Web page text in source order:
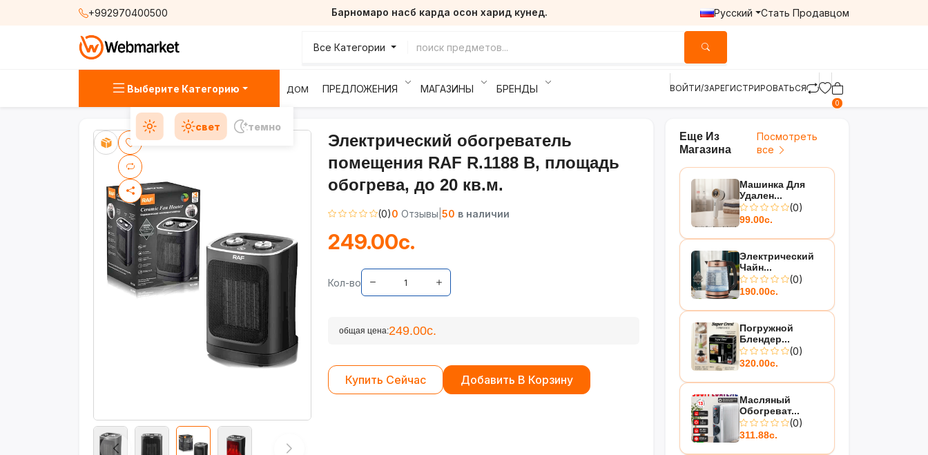
+992970400500 Барномаро насб карда осон харид кунед. Русский Стать Продавцом
Все Категории
Выберите Категорию ДОМ ПРЕДЛОЖЕНИЯ МАГАЗИНЫ БРЕНДЫ ВОЙТИ/ЗАРЕГИСТРИРОВАТЬСЯ
0
свет темно
Электрический обогреватель
помещения RAF R.1188 B, площадь
обогрева, до 20 кв.м.
(0)0 Отзывы 50 в наличии
249.00с.
Кол-во
общая цена:249.00с.
Купить Сейчас Добавить В Корзину
Еще Из
Магазина
Посмотреть
все
Машинка Для
Удален...
(0)
99.00с.
Электрический
Чайн...
(0)
190.00с.
Погружной
Блендер...
(0)
320.00с.
Масляный
Обогреват...
(0)
311.88с.